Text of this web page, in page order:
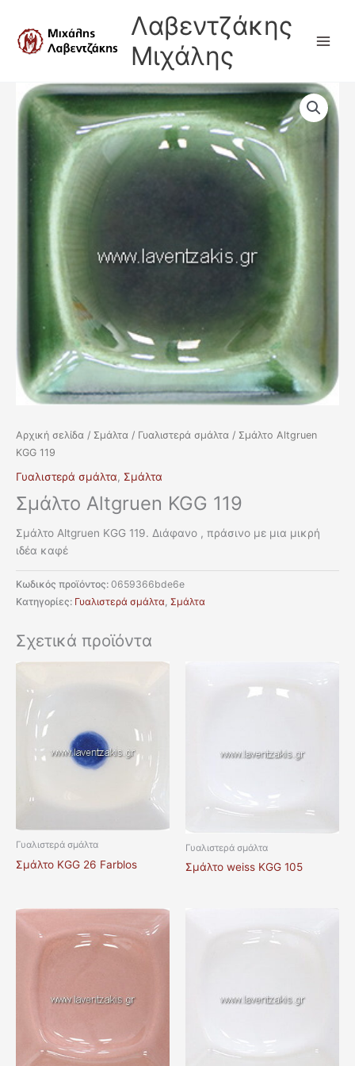
περιεχόμενο
Λαβεντζάκης
Μιχάλης
Αρχική σελίδα / Σμάλτα / Γυαλιστερά σμάλτα / Σμάλτο Altgruen
KGG 119
Γυαλιστερά σμάλτα, Σμάλτα
Σμάλτο Altgruen KGG 119
Σμάλτο Altgruen KGG 119. Διάφανο , πράσινο με μια μικρή
ιδέα καφέ
Κωδικός προϊόντος: 0659366bde6e
Κατηγορίες: Γυαλιστερά σμάλτα, Σμάλτα
Σχετικά προϊόντα
Γυαλιστερά σμάλτα
Σμάλτο KGG 26 Farblos
Γυαλιστερά σμάλτα
Σμάλτο weiss KGG 105